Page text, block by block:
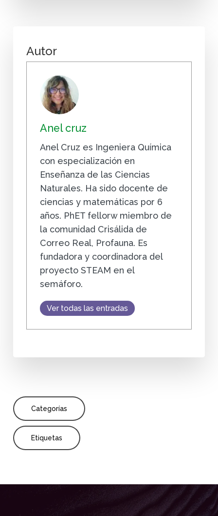
Autor
Anel cruz
Anel Cruz es Ingeniera Química
con especialización en
Enseñanza de las Ciencias
Naturales. Ha sido docente de
ciencias y matemáticas por 6
años. PhET fellorw miembro de
la comunidad Crisálida de
Correo Real, Profauna. Es
fundadora y coordinadora del
proyecto STEAM en el
semáforo.
Ver todas las entradas
Categorías
Etiquetas